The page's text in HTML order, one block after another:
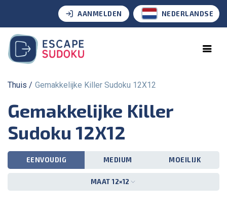
AANMELDEN NEDERLANDSE
Thuis Gemakkelijke Killer Sudoku 12X12
Gemakkelijke Killer
Sudoku 12X12
EENVOUDIG MEDIUM MOEILIJK
MAAT 12×12